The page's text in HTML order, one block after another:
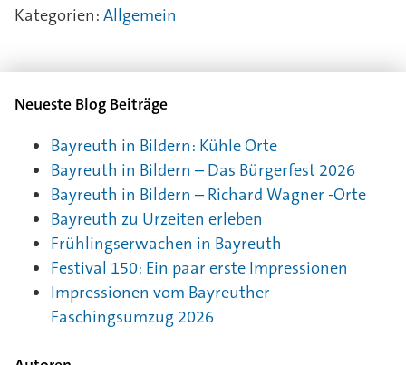
Kategorien: Allgemein
Neueste Blog Beiträge
Bayreuth in Bildern: Kühle Orte
Bayreuth in Bildern – Das Bürgerfest 2026
Bayreuth in Bildern – Richard Wagner -Orte
Bayreuth zu Urzeiten erleben
Frühlingserwachen in Bayreuth
Festival 150: Ein paar erste Impressionen
Impressionen vom Bayreuther
Faschingsumzug 2026